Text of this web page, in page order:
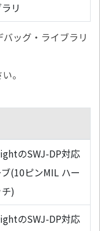
リ
ッグ・ライブラリ
。
のSWJ-DP対応
(10ピンMIL ハー
)
のSWJ-DP対応